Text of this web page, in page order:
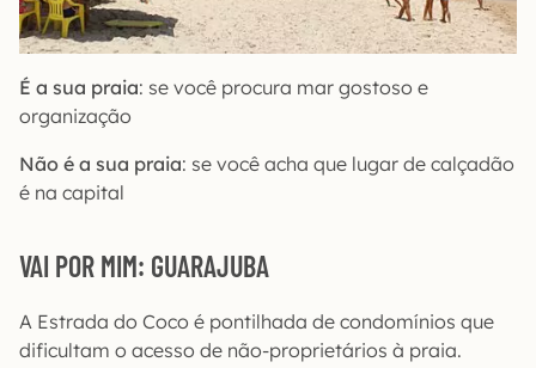
É a sua praia: se você procura mar gostoso e
organização
Não é a sua praia: se você acha que lugar de calçadão
é na capital
VAI POR MIM: GUARAJUBA
A Estrada do Coco é pontilhada de condomínios que
dificultam o acesso de não-proprietários à praia.